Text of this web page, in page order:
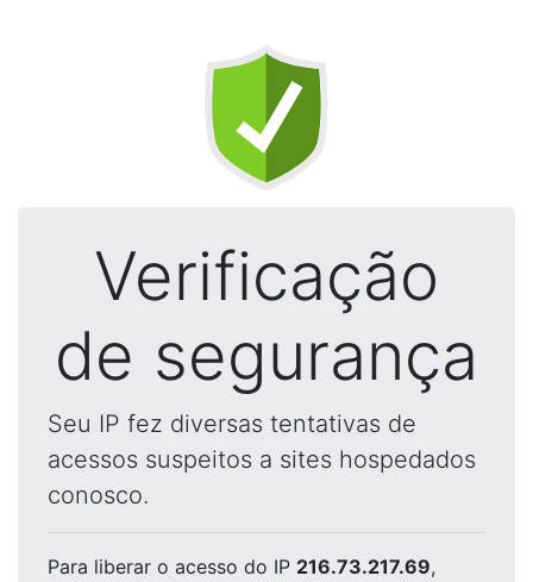
Verificação
de segurança
Seu IP fez diversas tentativas de
acessos suspeitos a sites hospedados
conosco.
Para liberar o acesso do IP 216.73.217.69,